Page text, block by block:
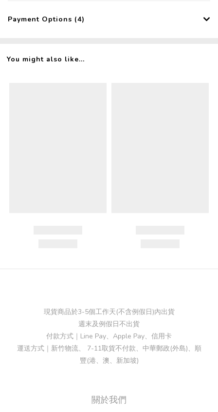
Payment Options (4)
You might also like...
現貨商品於3-5個工作天(不含例假日)內出貨
週末及例假日不出貨
付款方式｜Line Pay、Apple Pay、信用卡
運送方式｜新竹物流、 7-11取貨不付款、中華郵政(外島)、順
豐(港、澳、新加坡)
關於我們